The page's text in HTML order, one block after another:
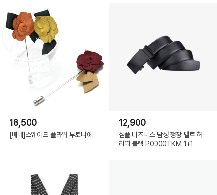
18,500
[베네]스웨이드 플라워 부토니에
12,900
심플 비즈니스 남성 정장 벨트 허
리띠 블랙 P0000TKM 1+1